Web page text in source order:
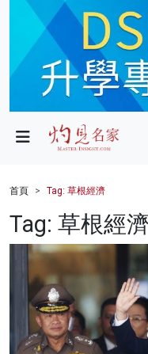
政局
財經
健康
商業
科技
影片
首頁 Tag: 草根經濟
Tag: 草根經濟